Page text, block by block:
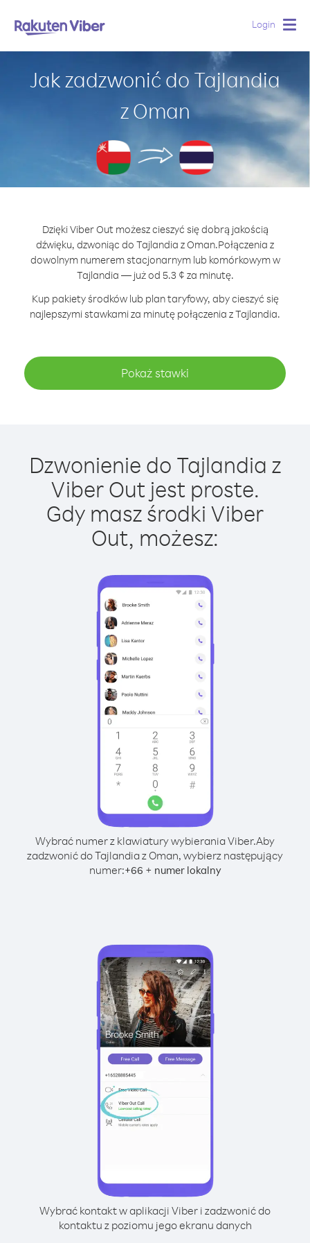
Login
Jak zadzwonić do Tajlandia
z Oman
Dzięki Viber Out możesz cieszyć się dobrą jakością
dźwięku, dzwoniąc do Tajlandia z Oman.Połączenia z
dowolnym numerem stacjonarnym lub komórkowym w
Tajlandia — już od 5.3 ¢ za minutę.
Kup pakiety środków lub plan taryfowy, aby cieszyć się
najlepszymi stawkami za minutę połączenia z Tajlandia.
Pokaż stawki
Dzwonienie do Tajlandia z
Viber Out jest proste.
Gdy masz środki Viber
Out, możesz:
Wybrać numer z klawiatury wybierania Viber.Aby
zadzwonić do Tajlandia z Oman, wybierz następujący
numer:+66 + numer lokalny
Wybrać kontakt w aplikacji Viber i zadzwonić do
kontaktu z poziomu jego ekranu danych